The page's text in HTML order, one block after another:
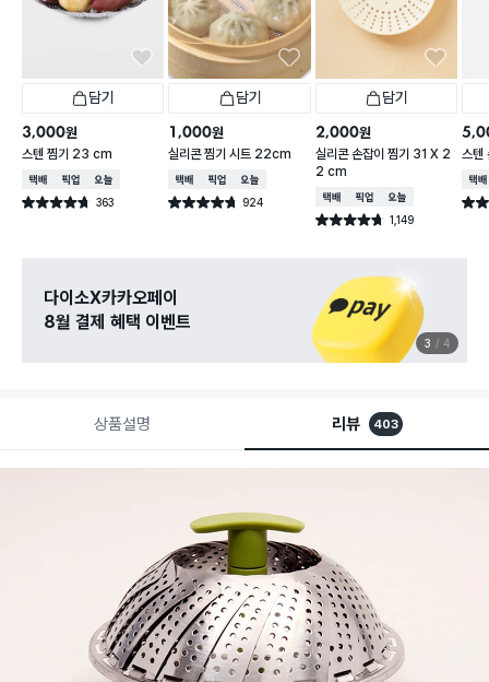
담기
3,000원
스텐 찜기 23 cm
택배배송매장픽업오늘배송
별점 4.7점 363
건 작성
담기
1,000원
실리콘 찜기 시트 22cm
택배배송매장픽업오늘배송
별점 4.7점 924
건 작성
담기
2,000원
실리콘 손잡이 찜기 31 X 2
2 cm
택배배송매장픽업오늘배송
별점 4.7점 1,149
건 작성
스텐
택배
별점
다이소X카카오페이
8월 결제 혜택 이벤트
3 4
상품설명 리뷰 403